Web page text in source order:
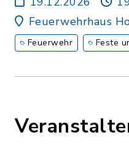
Feuerwehrhaus
Feuerwehr Feste